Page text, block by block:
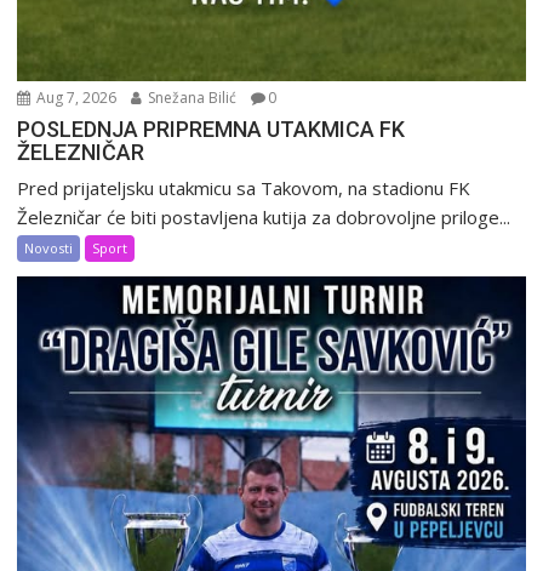
Aug 7, 2026 Snežana Bilić 0
POSLEDNJA PRIPREMNA UTAKMICA FK
ŽELEZNIČAR
Pred prijateljsku utakmicu sa Takovom, na stadionu FK
Železničar će biti postavljena kutija za dobrovoljne priloge...
Novosti Sport